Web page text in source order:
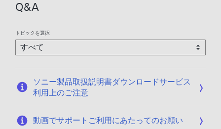
Q&A
トピックを選択
ソニー製品取扱説明書ダウンロードサービス
利用上のご注意
動画でサポートご利用にあたってのお願い